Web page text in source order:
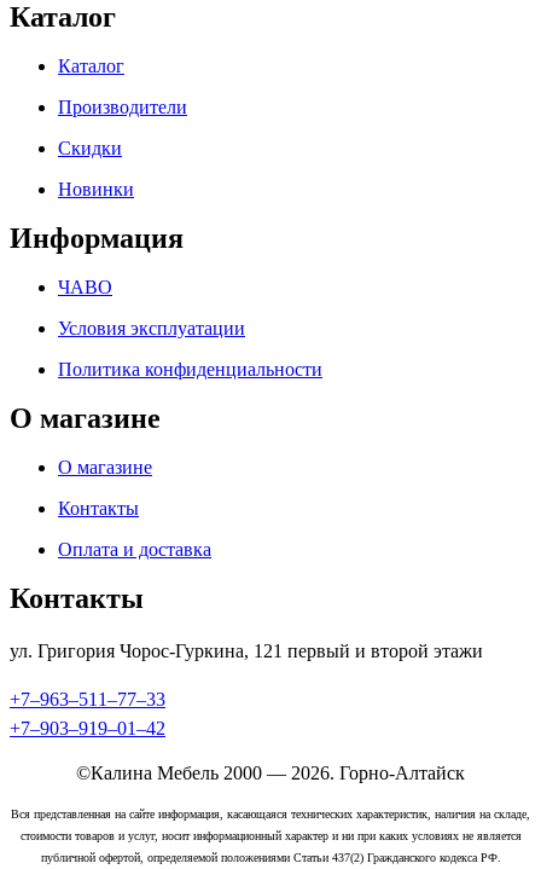
Каталог
Каталог
Производители
Скидки
Новинки
Информация
ЧАВО
Условия эксплуатации
Политика конфиденциальности
О магазине
О магазине
Контакты
Оплата и доставка
Контакты
ул. Григория Чорос-Гуркина, 121 ​первый и второй этажи
+7‒963‒511‒77‒33
+7‒903‒919‒01‒42
©Калина Мебель 2000 — 2026. Горно-Алтайск
Вся представленная на сайте информация, касающаяся технических характеристик, наличия на складе,
стоимости товаров и услуг, носит информационный характер и ни при каких условиях не является
публичной офертой, определяемой положениями Статьи 437(2) Гражданского кодекса РФ.